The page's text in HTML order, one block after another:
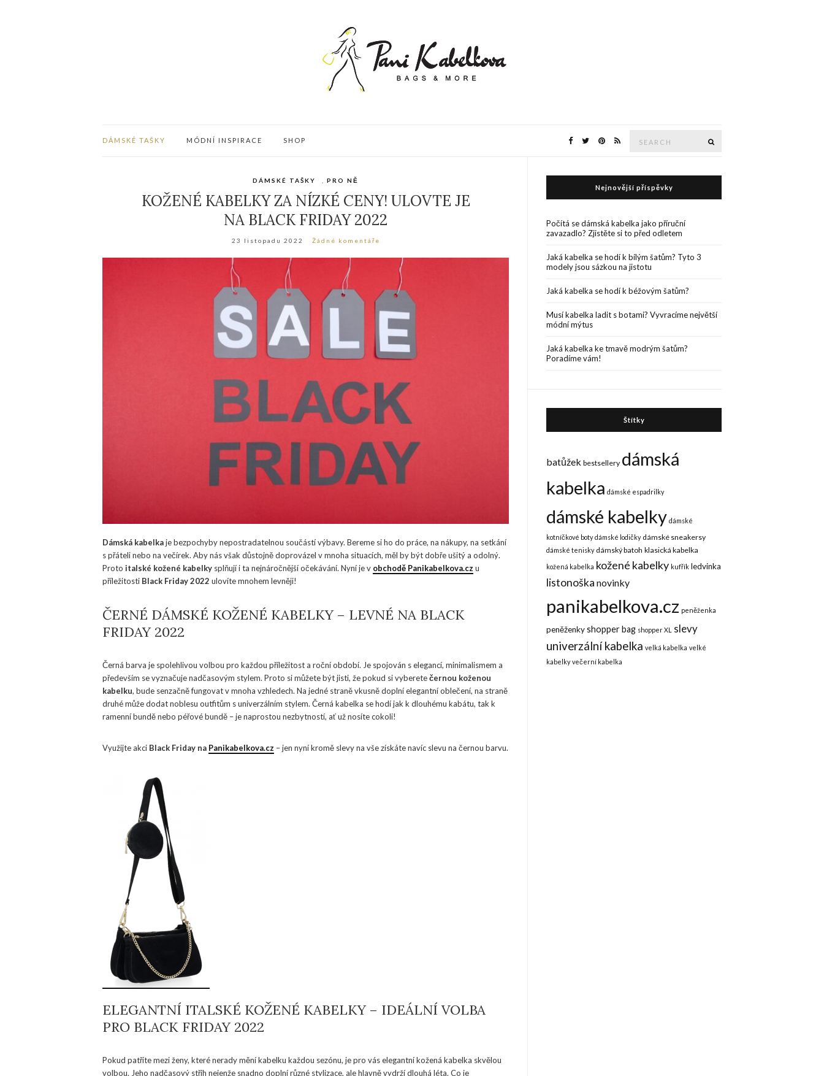
DÁMSKÉ TAŠKY MÓDNÍ INSPIRACE SHOP
DÁMSKÉ TAŠKY ,PRO NĚ
KOŽENÉ KABELKY ZA NÍZKÉ CENY! ULOVTE JE
NA BLACK FRIDAY 2022
23 listopadu 2022 Žádné komentáře
Dámská kabelkaje bezpochyby nepostradatelnou součástí výbavy. Bereme si ho do práce, na nákupy, na setkání
s přáteli nebo na večírek. Aby nás však důstojně doprovázel v mnoha situacích, měl by být dobře ušitý a odolný.
Proto italské kožené kabelky splňují i ta nejnáročnější očekávání. Nyní je v obchodě Panikabelkova.cz u
příležitosti Black Friday 2022 ulovíte mnohem levněji!
ČERNÉ DÁMSKÉ KOŽENÉ KABELKY – LEVNÉ NA BLACK
FRIDAY 2022
Černá barva je spolehlivou volbou pro každou příležitost a roční období. Je spojován s elegancí, minimalismem a
především se vyznačuje nadčasovým stylem. Proto si můžete být jisti, že pokud si vyberetečernou koženou
kabelku, bude senzačně fungovat v mnoha vzhledech. Na jedné straně vkusně doplní elegantní oblečení, na straně
druhé může dodat noblesu outfitům s univerzálním stylem. Černá kabelka se hodí jak k dlouhému kabátu, tak k
ramenní bundě nebo péřové bundě – je naprostou nezbytností, ať už nosíte cokoli!
Využijte akci Black Friday na Panikabelkova.cz – jen nyní kromě slevy na vše získáte navíc slevu na černou barvu.
ELEGANTNÍ ITALSKÉ KOŽENÉ KABELKY – IDEÁLNÍ VOLBA
PRO BLACK FRIDAY 2022
Pokud patříte mezi ženy, které nerady mění kabelku každou sezónu, je pro vás elegantní kožená kabelka skvělou
volbou. Jeho nadčasový střih nejenže snadno doplní různé stylizace, ale hlavně vydrží dlouhá léta. Co je
Nejnovější příspěvky
Počítá se dámská kabelka jako příruční
zavazadlo? Zjistěte si to před odletem
Jaká kabelka se hodí k bílým šatům? Tyto 3
modely jsou sázkou na jistotu
Jaká kabelka se hodí k béžovým šatům?
Musí kabelka ladit s botami? Vyvracíme největší
módní mýtus
Jaká kabelka ke tmavě modrým šatům?
Poradíme vám!
Štítky
batůžek bestsellery dámská
kabelka dámské espadrilky
dámské kabelky dámské
kotníčkové boty dámské lodičky dámské sneakersy
dámské tenisky dámský batoh klasická kabelka
kožená kabelka kožené kabelky kufřík ledvinka
listonoška novinky
panikabelkova.cz peněženka
peněženky shopper bag shopper XL slevy
univerzální kabelka velká kabelka velké
kabelky večerní kabelka